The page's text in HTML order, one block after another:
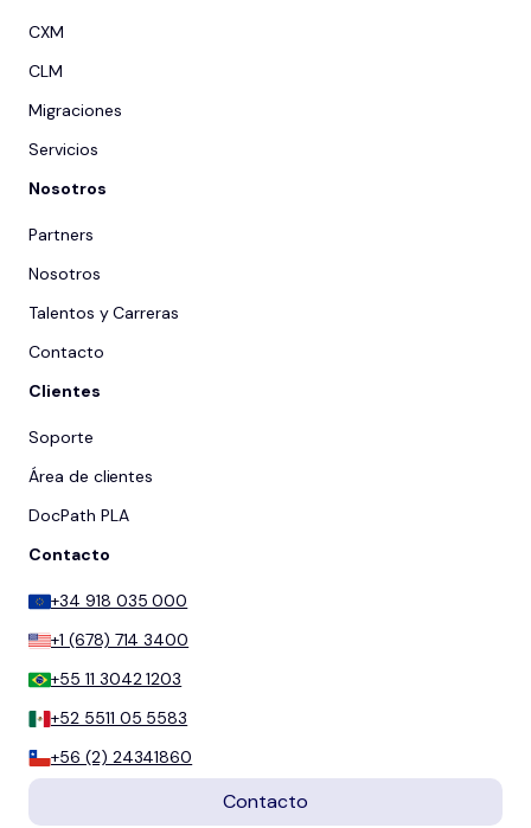
CXM
CLM
Migraciones
Servicios
Nosotros
Partners
Nosotros
Talentos y Carreras
Contacto
Clientes
Soporte
Área de clientes
DocPath PLA
Contacto
+34 918 035 000
+1 (678) 714 3400
+55 11 3042 1203
+52 5511 05 5583
+56 (2) 24341860
Contacto